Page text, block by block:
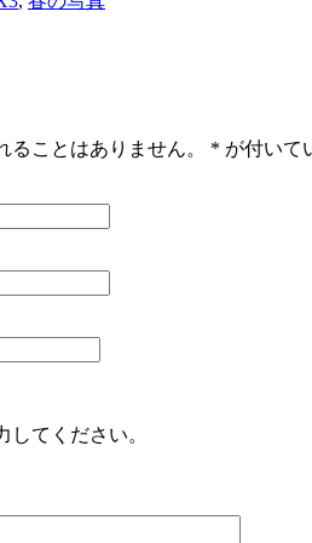
ることはありません。 * が付いて
してください。